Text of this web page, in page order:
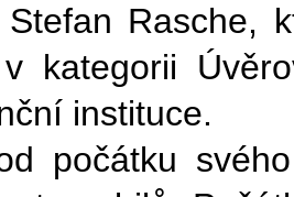
Rasche,
kategorii
instituce.
počátku